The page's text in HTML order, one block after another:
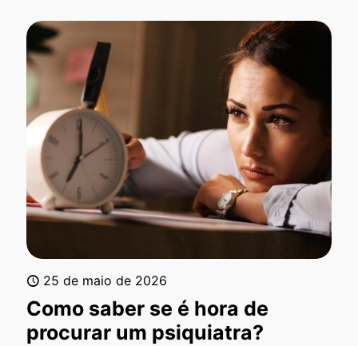
25 de maio de 2026
Como saber se é hora de
procurar um psiquiatra?